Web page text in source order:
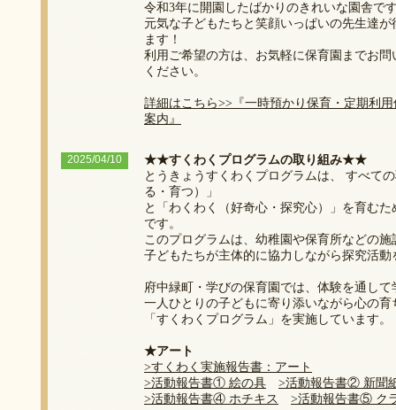
令和3年に開園したばかりのきれいな園舎で
元気な子どもたちと笑顔いっぱいの先生達が
ます！
利用ご希望の方は、お気軽に保育園までお問
ください。
詳細はこちら>>『一時預かり保育・定期利
案内』
2025/04/10
★★すくわくプログラムの取り組み★★
とうきょうすくわくプログラムは、 すべて
る・育つ）」
と「わくわく（好奇心・探究心）」を育む
です。
このプログラムは、幼稚園や保育所などの
子どもたちが主体的に協力しながら探究活
府中緑町・学びの保育園では、体験を通し
一人ひとりの子どもに寄り添いながら心の育
「すくわくプログラム」を実施しています。
★アート
>すくわく実施報告書：アート
>活動報告書① 絵の具
>活動報告書② 新聞
>活動報告書④ ホチキス
>活動報告書⑤ ク